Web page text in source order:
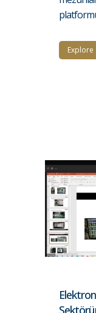
Explore